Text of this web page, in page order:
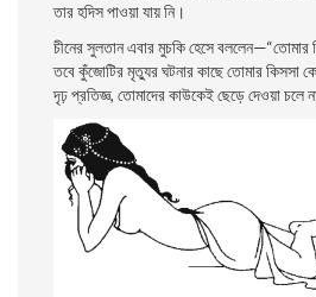
তার হদিস পাওয়া যায় নি।
চীনের সুলতান এবার মুচকি হেসে বললেন—“তােমার
তবে কুঁজোটির মৃত্যুর ঘটনার কাছে তােমার কিসসা
দৃঢ় প্রতিজ্ঞ, তোমাদের কাউকেই ছেড়ে দেওয়া চলে